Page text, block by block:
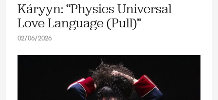
Káryyn: “Physics Universal
Love Language (Pull)”
02/06/2026